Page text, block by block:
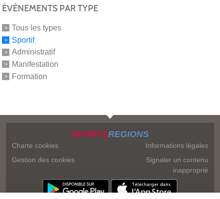
ÉVÉNEMENTS PAR TYPE
Tous les types
Sportif
Administratif
Manifestation
Formation
SPORTSREGIONS
Charte cookies
Gestion des cookies
Informations légales
Signaler un contenu
inapproprié